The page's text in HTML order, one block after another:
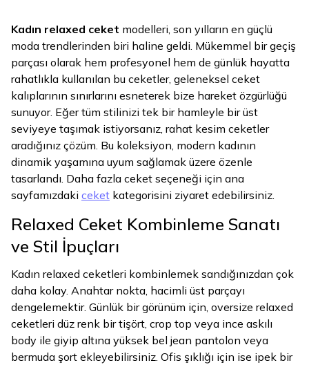
Kadın relaxed ceket modelleri, son yılların en güçlü
moda trendlerinden biri haline geldi. Mükemmel bir geçiş
parçası olarak hem profesyonel hem de günlük hayatta
rahatlıkla kullanılan bu ceketler, geleneksel ceket
kalıplarının sınırlarını esneterek bize hareket özgürlüğü
sunuyor. Eğer tüm stilinizi tek bir hamleyle bir üst
seviyeye taşımak istiyorsanız, rahat kesim ceketler
aradığınız çözüm. Bu koleksiyon, modern kadının
dinamik yaşamına uyum sağlamak üzere özenle
tasarlandı. Daha fazla ceket seçeneği için ana
sayfamızdaki ceket kategorisini ziyaret edebilirsiniz.
Relaxed Ceket Kombinleme Sanatı
ve Stil İpuçları
Kadın relaxed ceketleri kombinlemek sandığınızdan çok
daha kolay. Anahtar nokta, hacimli üst parçayı
dengelemektir. Günlük bir görünüm için, oversize relaxed
ceketleri düz renk bir tişört, crop top veya ince askılı
body ile giyip altına yüksek bel jean pantolon veya
bermuda şort ekleyebilirsiniz. Ofis şıklığı için ise ipek bir